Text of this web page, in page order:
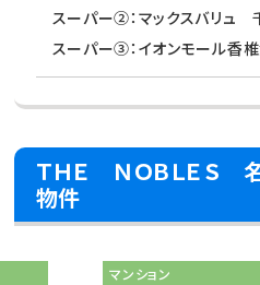
スーパー②：マックスバリ
スーパー③：イオンモール
ＴＨＥ ＮＯＢＬＥＳ
物件
マンション